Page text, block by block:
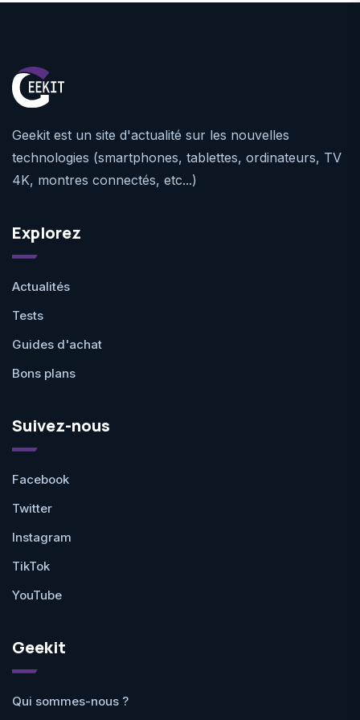
Geekit est un site d'actualité sur les nouvelles
technologies (smartphones, tablettes, ordinateurs, TV
4K, montres connectés, etc...)
Explorez
Actualités
Tests
Guides d'achat
Bons plans
Suivez-nous
Facebook
Twitter
Instagram
TikTok
YouTube
Geekit
Qui sommes-nous ?